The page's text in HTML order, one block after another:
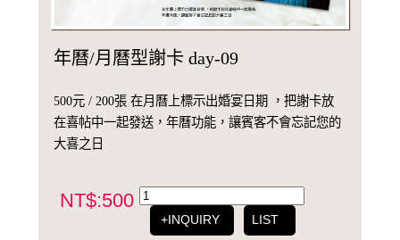
年曆/月曆型謝卡 day-09
500元 / 200張 在月曆上標示出婚宴日期 ，把謝卡放
在喜帖中一起發送，年曆功能，讓賓客不會忘記您的
大喜之日
NT$:500
+INQUIRY LIST